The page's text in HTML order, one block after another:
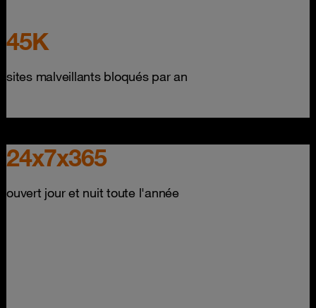
45K
sites malveillants bloqués par an
24x7x365
ouvert jour et nuit toute l'année